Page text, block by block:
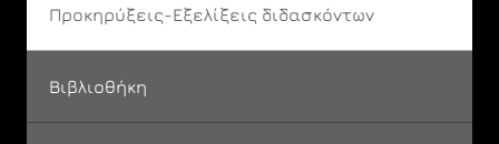
Προκηρύξεις-Εξελίξεις διδασκόντων
Βιβλιοθήκη